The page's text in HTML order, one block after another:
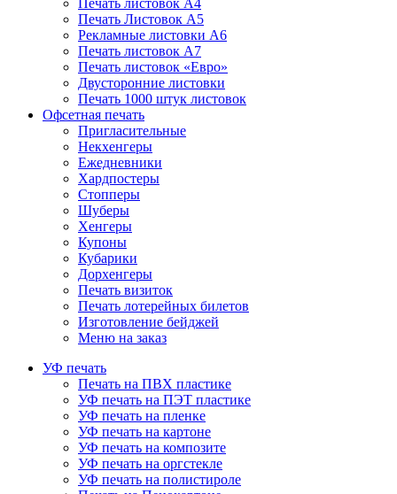
Печать Листовок А5
Рекламные листовки А6
Печать листовок А7
Печать листовок «Евро»
Двусторонние листовки
Печать 1000 штук листовок
Офсетная печать
Пригласительные
Некхенгеры
Ежедневники
Хардпостеры
Стопперы
Шуберы
Хенгеры
Купоны
Кубарики
Дорхенгеры
Печать визиток
Печать лотерейных билетов
Изготовление бейджей
Меню на заказ
УФ печать
Печать на ПВХ пластике
УФ печать на ПЭТ пластике
УФ печать на пленке
УФ печать на картоне
УФ печать на композите
УФ печать на оргстекле
УФ печать на полистироле